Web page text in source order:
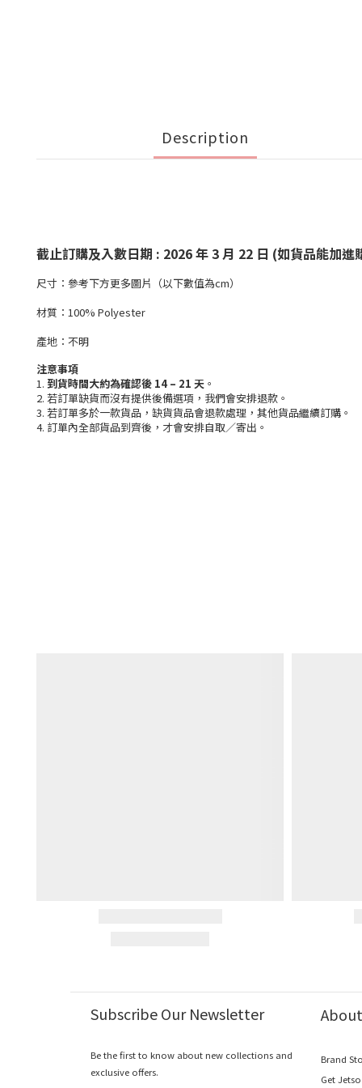
Description
截止訂購及入數日期 : 2026 年 3 月 22 日 (如貨品能加
尺寸：參考下方更多圖片（以下數值為cm）
材質：100% Polyester
產地：不明
注意事項
1. 到貨時間大約為確認後 14 – 21 天 。
2. 若訂單缺貨而沒有提供後備選項，我們會安排退款。
3. 若訂單多於一款貨品，缺貨貨品會退款處理，其他貨品繼續訂購。
4. 訂單內全部貨品到齊後，才會安排自取／寄出。
Subscribe Our Newsletter
Be the first to know about new collections and
exclusive offers.
About
Brand
Get Jetso